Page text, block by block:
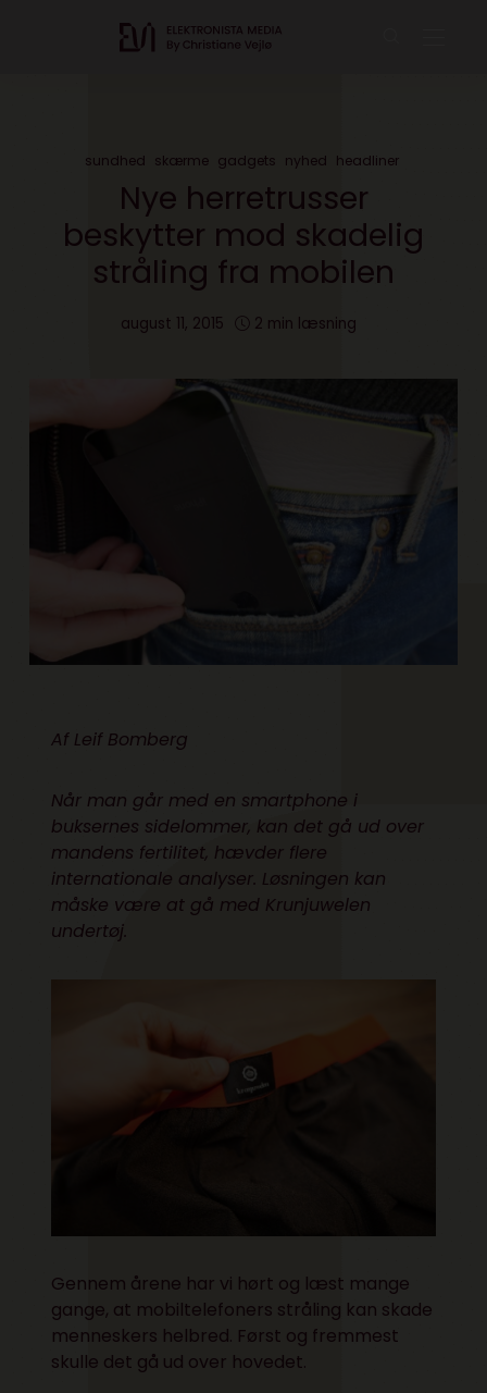
sundhed skærme gadgets nyhed headliner
Nye herretrusser
beskytter mod skadelig
stråling fra mobilen
august 11, 2015 2 min læsning
Af Leif Bomberg
Når man går med en smartphone i
buksernes sidelommer, kan det gå ud over
mandens fertilitet, hævder flere
internationale analyser. Løsningen kan
måske være at gå med Krunjuwelen
undertøj.
Gennem årene har vi hørt og læst mange
gange, at mobiltelefoners stråling kan skade
menneskers helbred. Først og fremmest
skulle det gå ud over hovedet.